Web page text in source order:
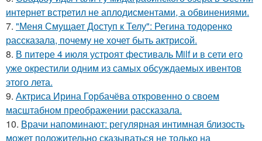
интернет встретил не аплодисментами, а обвинениями.
7. "Меня Смущает Доступ к Телу": Регина тодоренко
рассказала, почему не хочет быть актрисой.
8. В питере 4 июля устроят фестиваль Milf и в сети его
уже окрестили одним из самых обсуждаемых ивентов
этого лета.
9. Актриса Ирина Горбачёва откровенно о своем
масштабном преображении рассказала.
10. Врачи напоминают: регулярная интимная близость
может положительно сказываться не только на